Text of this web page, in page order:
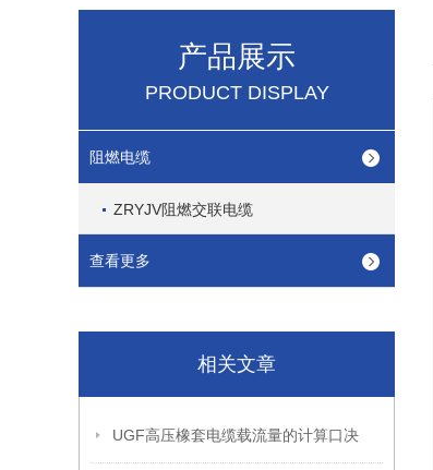
产品展示
PRODUCT DISPLAY
阻燃电缆
ZRYJV阻燃交联电缆
查看更多
相关文章
UGF高压橡套电缆载流量的计算口决